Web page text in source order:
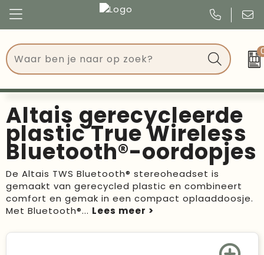
Tassen
Drinkwaren
Events
Give Aways
Geschenken
Kantoorartikelen
Congres
Events
Kerst
Verjaardagen
Voetbal, EK en WK
Altais gerecycleerde
plastic True Wireless
Bluetooth®-oordopjes
De Altais TWS Bluetooth® stereoheadset is
gemaakt van gerecycled plastic en combineert
comfort en gemak in een compact oplaaddoosje.
Met Bluetooth®...